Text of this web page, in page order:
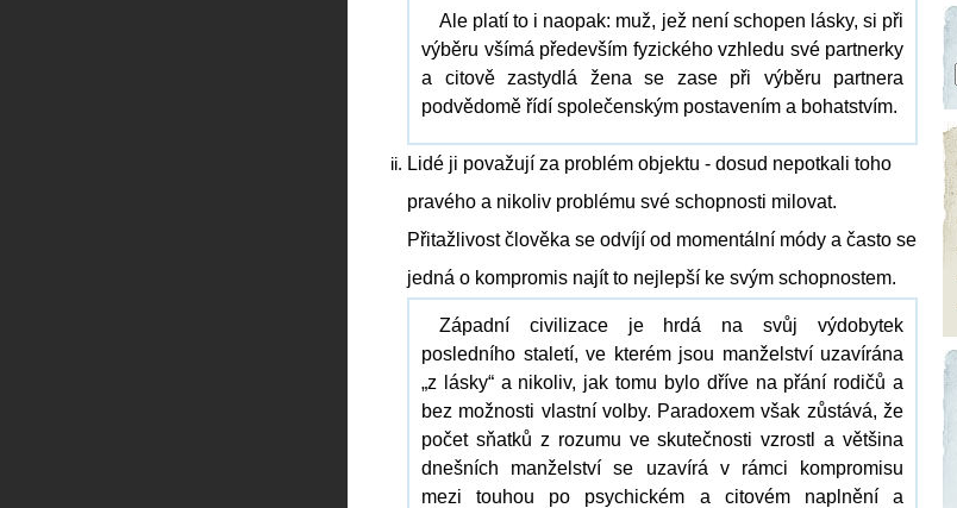
Ale platí to i naopak: muž, jež není schopen lásky, si při
výběru všímá především fyzického vzhledu své partnerky
a citově zastydlá žena se zase při výběru partnera
podvědomě řídí společenským postavením a bohatstvím.
Lidé ji považují za problém objektu - dosud nepotkali toho
pravého a nikoliv problému své schopnosti milovat.
Přitažlivost člověka se odvíjí od momentální módy a často se
jedná o kompromis najít to nejlepší ke svým schopnostem.
Západní civilizace je hrdá na svůj výdobytek
posledního staletí, ve kterém jsou manželství uzavírána
„z lásky“ a nikoliv, jak tomu bylo dříve na přání rodičů a
bez možnosti vlastní volby. Paradoxem však zůstává, že
počet sňatků z rozumu ve skutečnosti vzrostl a většina
dnešních manželství se uzavírá v rámci kompromisu
mezi touhou po psychickém a citovém naplnění a